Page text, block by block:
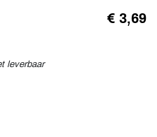
€ 3,69
leverbaar